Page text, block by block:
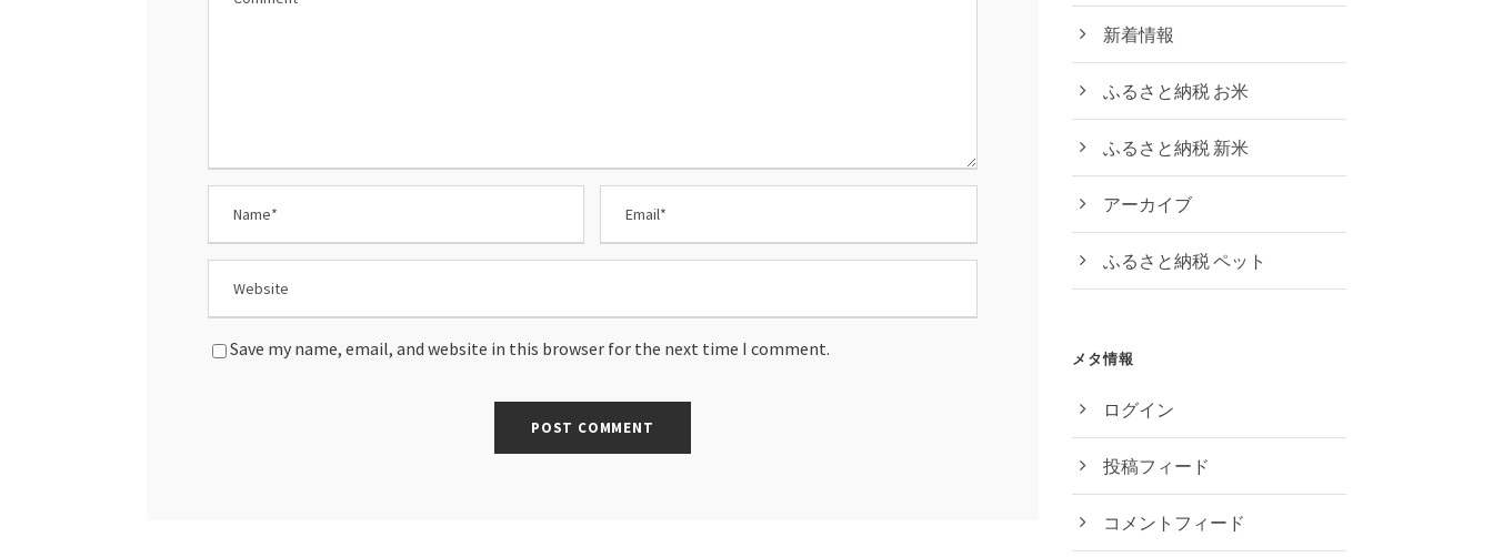
Save my name, email, and website in this browser for the next time I comment.
新着情報
ふるさと納税 お米
ふるさと納税 新米
アーカイブ
ふるさと納税 ペット
メタ情報
ログイン
投稿フィード
コメントフィード